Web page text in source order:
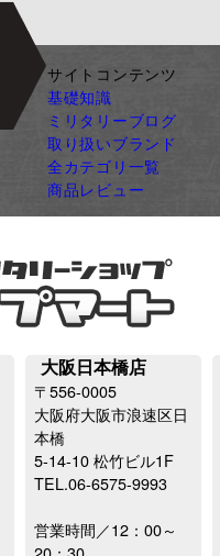
サイトコンテンツ
基礎知識
ミリタリーブログ
取り扱いブランド
全カテゴリ一覧
商品レビュー
大阪日本橋店
〒556-0005
大阪府大阪市浪速区日
本橋
5-14-10 松竹ビル1F
TEL.06-6575-9993
営業時間／12：00～